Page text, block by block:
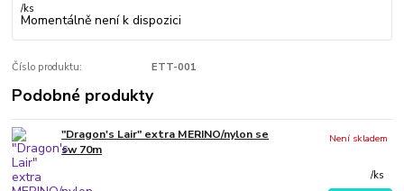
/ks
Momentálně není k dispozici
Číslo produktu: ETT-001
Podobné produkty
"Dragon's Lair" extra MERINO/nylon se
sw 70m
/ks
Není skladem